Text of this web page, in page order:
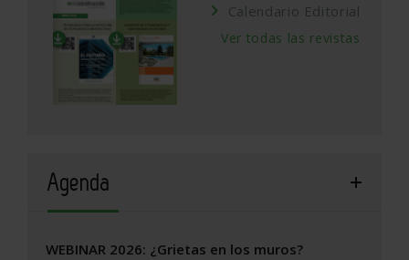
Calendario Editorial
Ver todas las revistas
Agenda
WEBINAR 2026: ¿Grietas en los muros?